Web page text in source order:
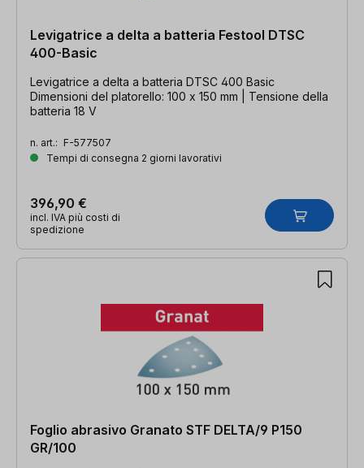
Levigatrice a delta a batteria Festool DTSC
400-Basic
Levigatrice a delta a batteria DTSC 400 Basic
Dimensioni del platorello: 100 x 150 mm | Tensione della
batteria 18 V
n. art.: F-577507
Tempi di consegna 2 giorni lavorativi
396,90 €
incl. IVA più costi di
spedizione
Foglio abrasivo Granato STF DELTA/9 P150
GR/100